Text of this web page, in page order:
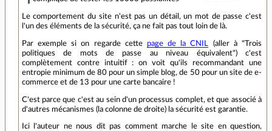
Le comportement du site n'est pas un détail, un mot de passe c'est
l'un des éléments de la sécurité, ça ne fait pas tout loin de là.
Par exemple si on regarde cette page de la CNIL
(aller à "Trois
politiques de mots de passe au niveau équivalent") c'est
complètement contre intuitif : on voit qu'ils recommandant une
entropie minimum de 80 pour un simple blog, de 50 pour un site de e-
commerce et de 13 pour une carte bancaire !
C'est parce que c'est au sein d'un processus complet, et que associé à
d'autres mécanismes (la colonne de droite) la sécurité est garantie.
Ici l'auteur ne nous dit pas comment marche le site en question,